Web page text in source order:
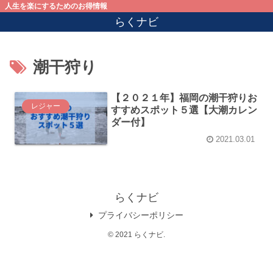
人生を楽にするためのお得情報
らくナビ
潮干狩り
レジャー
【２０２１年】福岡の潮干狩りお
すすめスポット５選【大潮カレン
ダー付】
2021.03.01
らくナビ
プライバシーポリシー
© 2021 らくナビ.